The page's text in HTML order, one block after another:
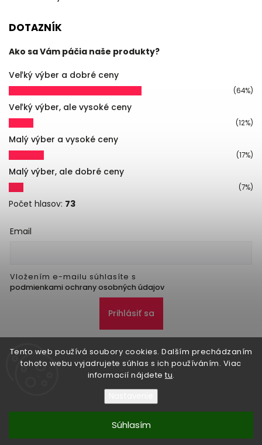
Tento web používá soubory cookies. Dalším prechádzaním
tohoto webu vyjadrujete súhlas s ich používáním. Viac
informacií nájdete tu.
Súhlasím
DOTAZNÍK
Ako sa Vám páčia naše produkty?
Veľký výber a dobré ceny
(64%)
Veľký výber, ale vysoké ceny
(12%)
Malý výber a vysoké ceny
(17%)
Malý výber, ale dobré ceny
(7%)
Počet hlasov: 73
Email
Vložením e-mailu súhlasíte s
podmienkami ochrany osobných údajov
Prihlásiť sa
Upraviť nastavenie cookies